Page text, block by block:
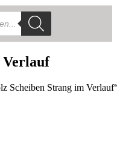
Verlauf
Scheiben Strang im